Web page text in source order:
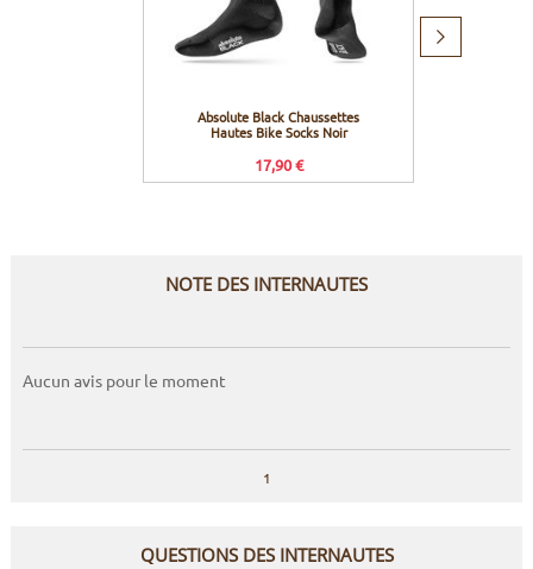
Absolute Black Chaussettes
Hautes Bike Socks Noir
17,90 €
Produit
NOTE DES INTERNAUTES
Aucun avis pour le moment
1
QUESTIONS DES INTERNAUTES